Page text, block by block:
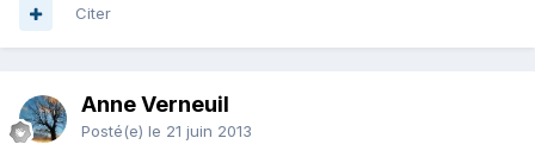
Citer
Anne Verneuil
Posté(e) le 21 juin 2013